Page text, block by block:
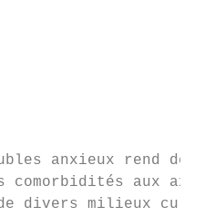


anxieux rend
comorbidités aux
divers milieux